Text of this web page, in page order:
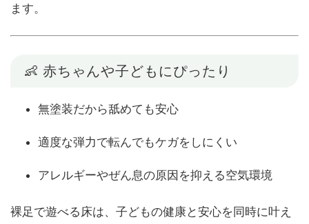
ます。
👶 赤ちゃんや子どもにぴったり
無塗装だから舐めても安心
適度な弾力で転んでもケガをしにくい
アレルギーやぜん息の原因を抑える空気環境
裸足で遊べる床は、子どもの健康と安心を同時に叶え